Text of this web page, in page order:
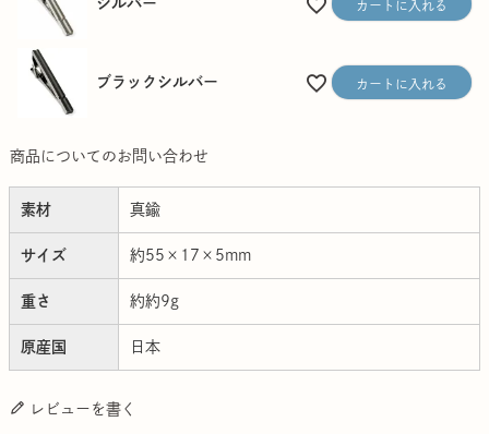
シルバー カートに入れる
ブラックシルバー カートに入れる
商品についてのお問い合わせ
素材 真鍮
サイズ 約55×17×5mm
重さ 約約9g
原産国 日本
レビューを書く